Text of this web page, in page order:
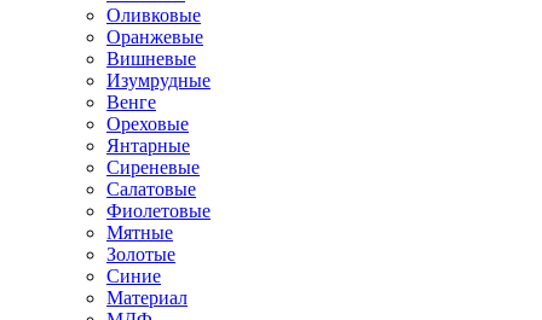
Оливковые
Оранжевые
Вишневые
Изумрудные
Венге
Ореховые
Янтарные
Сиреневые
Салатовые
Фиолетовые
Мятные
Золотые
Синие
Материал